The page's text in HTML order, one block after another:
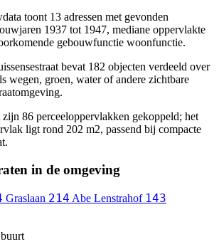
toont 13 adressen met gevonden
1937 tot 1947, mediane oppervlakte
gebouwfunctie woonfunctie.
bevat 182 objecten verdeeld over
wegen, groen, water of andere zichtbare
zijn 86 perceeloppervlakken gekoppeld; het
ligt rond 202 m2, passend bij compacte
in de omgeving
Graslaan 214 Abe Lenstrahof 143